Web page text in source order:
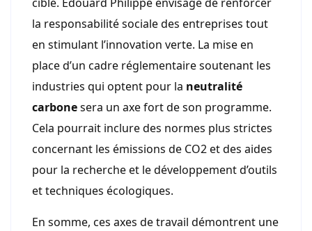
la responsabilité sociale des entreprises tout
en stimulant l’innovation verte. La mise en
place d’un cadre réglementaire soutenant les
industries qui optent pour la neutralité
carbonesera un axe fort de son programme.
Cela pourrait inclure des normes plus strictes
concernant les émissions de CO2 et des aides
pour la recherche et le développement d’outils
et techniques écologiques.
En somme, ces axes de travail démontrent une